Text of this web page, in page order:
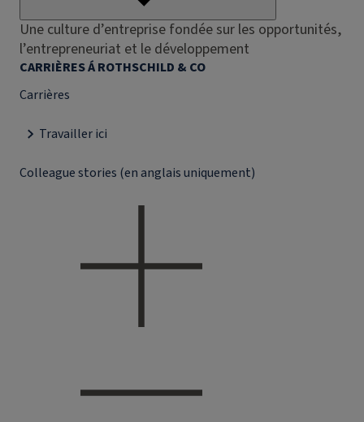
Une culture d’entreprise fondée sur les opportunités,
l’entrepreneuriat et le développement
CARRIÈRES Á ROTHSCHILD & CO
Carrières
Travailler ici
Colleague stories (en anglais uniquement)